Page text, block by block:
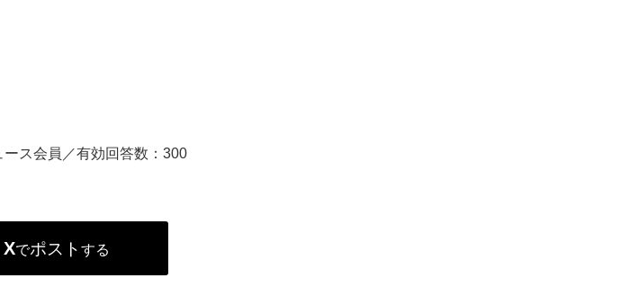
ス会員／有効回答数：300
Xでポスト する